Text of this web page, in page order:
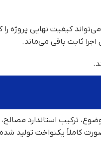
کیفیت نهایی پروژه را
ثابت باقی می‌ماند.
ترکیب استاندارد
کاملاً یکنواخت تولید شده